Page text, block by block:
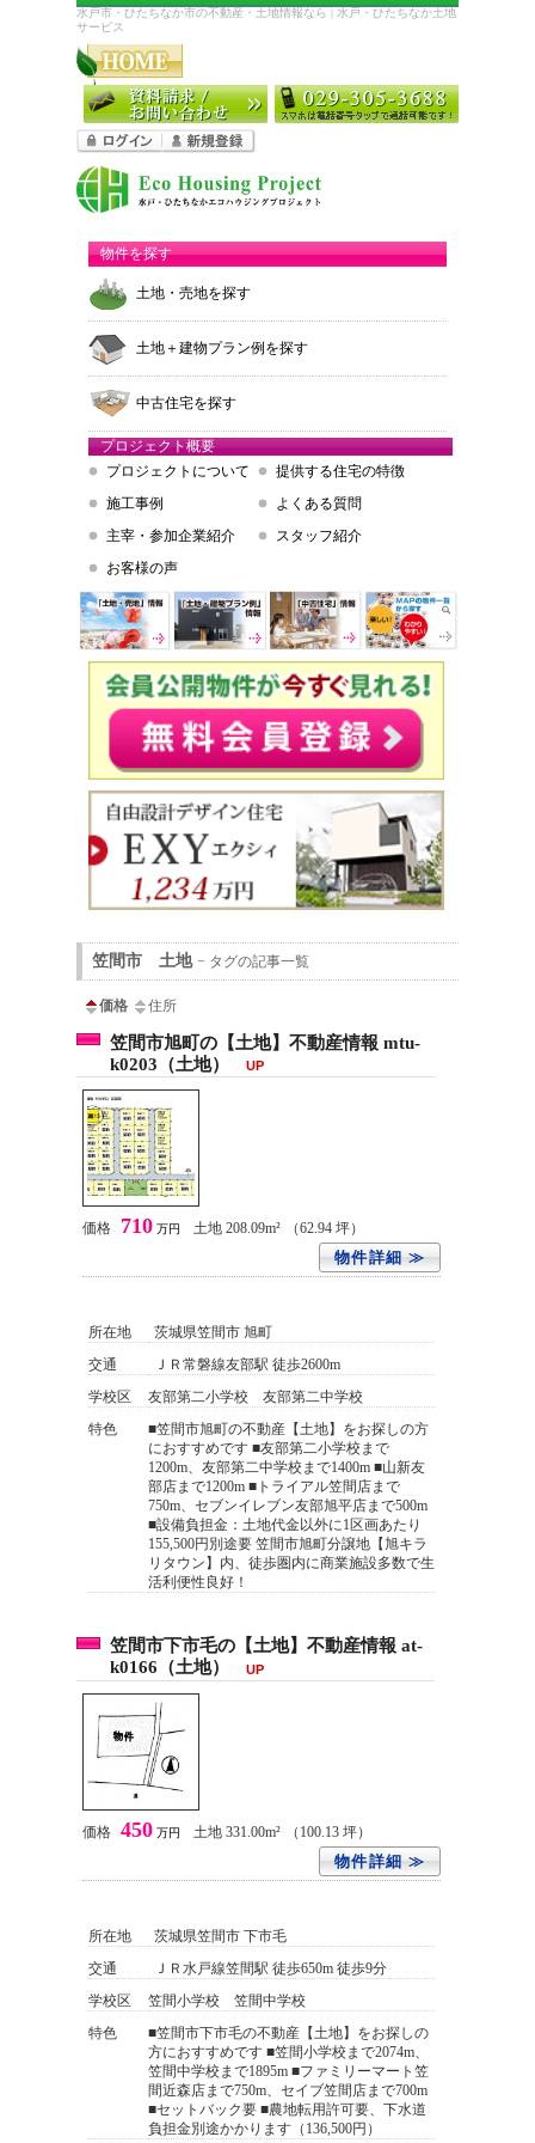
水戸市・ひたちなか市の不動産・土地情報なら | 水戸・ひたちなか土地
サービス
物件を探す
土地・売地を探す
土地＋建物プラン例を探す
中古住宅を探す
プロジェクト概要
プロジェクトについて
提供する住宅の特徴
施工事例
よくある質問
主宰・参加企業紹介
スタッフ紹介
お客様の声
笠間市 土地 − タグの記事一覧
価格 住所
笠間市旭町の【土地】不動産情報 mtu-
k0203（土地）
UP
価格 710 万円 土地 208.09m² （62.94 坪）
物件詳細 ≫
所在地
茨城県笠間市 旭町
交通
ＪＲ常磐線友部駅 徒歩2600m
学校区
友部第二小学校 友部第二中学校
特色
■笠間市旭町の不動産【土地】をお探しの方
におすすめです ■友部第二小学校まで
1200m、友部第二中学校まで1400m ■山新友
部店まで1200m ■トライアル笠間店まで
750m、セブンイレブン友部旭平店まで500m
■設備負担金：土地代金以外に1区画あたり
155,500円別途要 笠間市旭町分譲地【旭キラ
リタウン】内、徒歩圏内に商業施設多数で生
活利便性良好！
笠間市下市毛の【土地】不動産情報 at-
k0166（土地）
UP
価格 450 万円 土地 331.00m² （100.13 坪）
物件詳細 ≫
所在地
茨城県笠間市 下市毛
交通
ＪＲ水戸線笠間駅 徒歩650m 徒歩9分
学校区
笠間小学校 笠間中学校
特色
■笠間市下市毛の不動産【土地】をお探しの
方におすすめです ■笠間小学校まで2074m、
笠間中学校まで1895m ■ファミリーマート笠
間近森店まで750m、セイブ笠間店まで700m
■セットバック要 ■農地転用許可要、下水道
負担金別途かかります（136,500円）